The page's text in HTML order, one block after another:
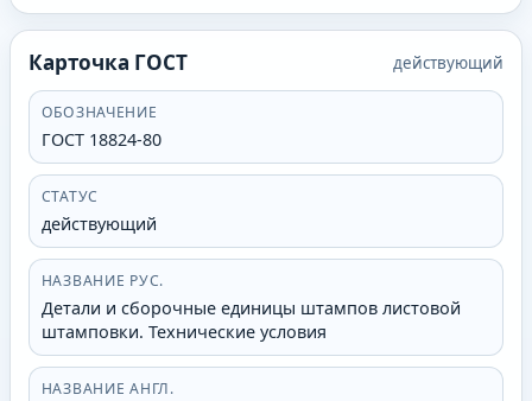
Карточка ГОСТ действующий
ОБОЗНАЧЕНИЕ
ГОСТ 18824-80
СТАТУС
действующий
НАЗВАНИЕ РУС.
Детали и сборочные единицы штампов листовой
штамповки. Технические условия
НАЗВАНИЕ АНГЛ.